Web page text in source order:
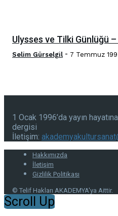
Ulysses ve Tilki Günlüğü –
Selim Gürselgil - 7 Temmuz
1 Ocak 1996’da yayın
dergisi
İletişim:
Hakkımızda
İletişim
Gizlilik Politikası
© Telif Hakları AKADEMYA'ya Aittir.
Scroll Up